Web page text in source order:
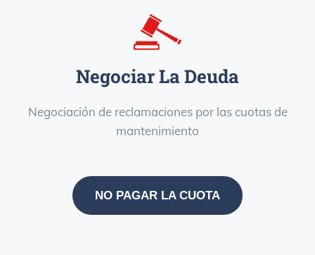
Negociar La Deuda
Negociación de reclamaciones por las cuotas de
mantenimiento
NO PAGAR LA CUOTA